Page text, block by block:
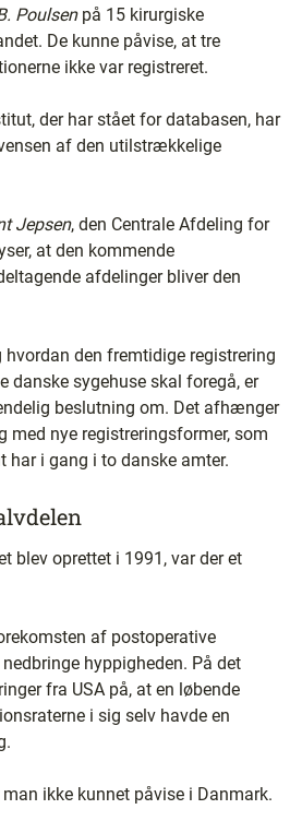
Poulsenpå 15 kirurgiske
De kunne påvise, at tre
ikke var registreret.
der har stået for databasen, har
af den utilstrækkelige
Jepsen, den Centrale Afdeling for
at den kommende
afdelinger bliver den
hvordan den fremtidige registrering
danske sygehuse skal foregå, er
beslutning om. Det afhænger
med nye registreringsformer, som
har i gang i to danske amter.
blev oprettet i 1991, var der et
af postoperative
hyppigheden. På det
fra USA på, at en løbende
i sig selv havde en
ikke kunnet påvise i Danmark.